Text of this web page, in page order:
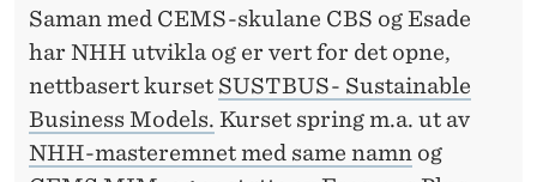
Saman med CEMS-skulane CBS og Esade
har NHH utvikla og er vert for det opne,
nettbasert kurset SUSTBUS- Sustainable
Business Models. Kurset spring m.a. ut av
NHH-masteremnet med same namn og